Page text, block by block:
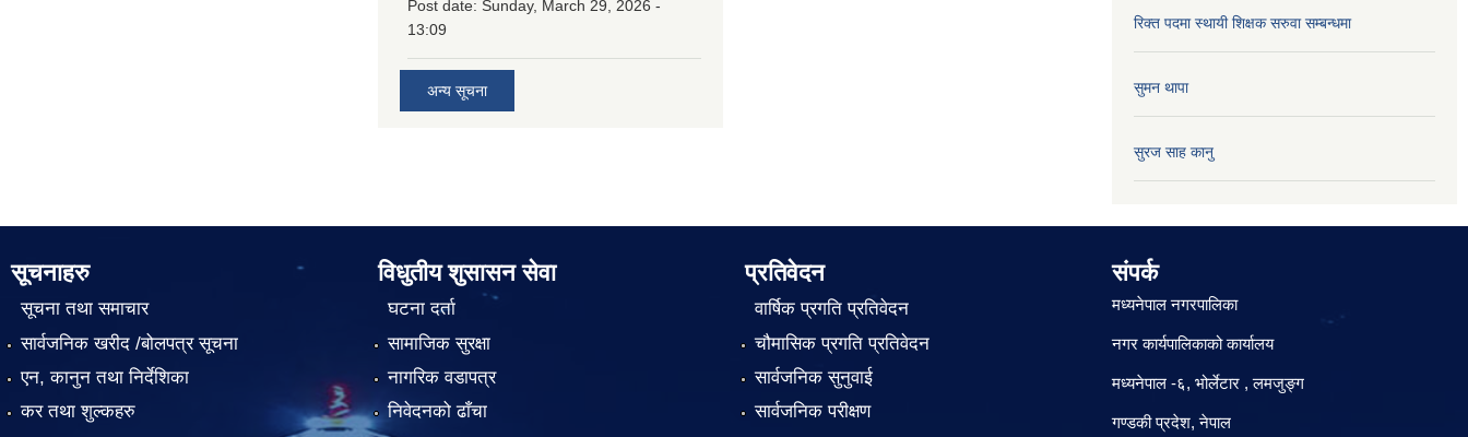
Post date: Sunday, March 29, 2026 -
13:09
अन्य सूचना
रिक्त पदमा स्थायी शिक्षक सरुवा सम्बन्धमा
सुमन थापा
सुरज साह कानु
सूचनाहरु
सूचना तथा समाचार
सार्वजनिक खरीद /बोलपत्र सूचना
एन, कानुन तथा निर्देशिका
कर तथा शुल्कहरु
विधुतीय शुसासन सेवा
घटना दर्ता
सामाजिक सुरक्षा
नागरिक वडापत्र
निवेदनको ढाँचा
प्रतिवेदन
वार्षिक प्रगति प्रतिवेदन
चौमासिक प्रगति प्रतिवेदन
सार्वजनिक सुनुवाई
सार्वजनिक परीक्षण
संपर्क
मध्यनेपाल नगरपालिका
नगर कार्यपालिकाको कार्यालय
मध्यनेपाल -६, भोर्लेटार , लमजुङ्ग
गण्डकी प्रदेश, नेपाल